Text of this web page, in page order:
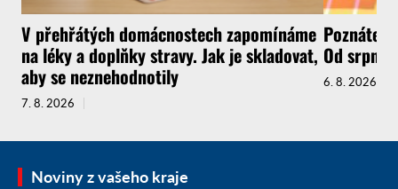
V přehřátých domácnostech zapomínáme
na léky a doplňky stravy. Jak je skladovat,
aby se neznehodnotily
7. 8. 2026
Poznáte,
Od srpna
6. 8. 2026
Noviny z vašeho kraje